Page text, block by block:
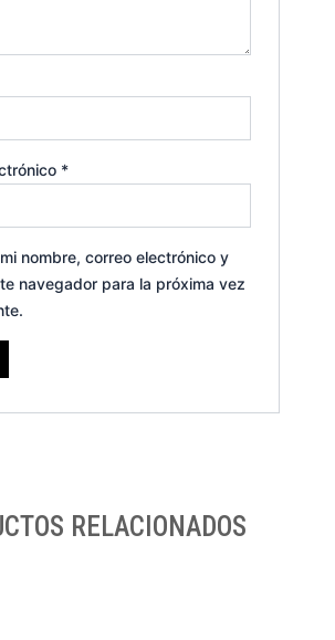
*
nombre, correo electrónico y
navegador para la próxima vez
RELACIONADOS